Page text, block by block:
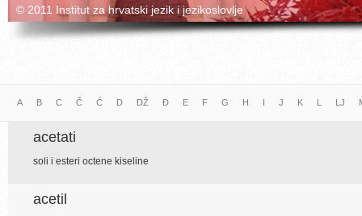
© 2011 Institut za hrvatski jezik i jezikoslovlje
A B C Č Ć D DŽ Đ E F G H I J K L LJ
acetati
soli i esteri octene kiseline
acetil